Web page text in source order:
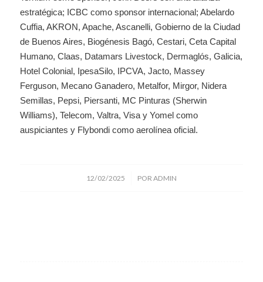
estratégica; ICBC como sponsor internacional; Abelardo
Cuffia, AKRON, Apache, Ascanelli, Gobierno de la Ciudad
de Buenos Aires, Biogénesis Bagó, Cestari, Ceta Capital
Humano, Claas, Datamars Livestock, Dermaglós, Galicia,
Hotel Colonial, IpesaSilo, IPCVA, Jacto, Massey
Ferguson, Mecano Ganadero, Metalfor, Mirgor, Nidera
Semillas, Pepsi, Piersanti, MC Pinturas (Sherwin
Williams), Telecom, Valtra, Visa y Yomel como
auspiciantes y Flybondi como aerolínea oficial.
12/02/2025
/ POR ADMIN